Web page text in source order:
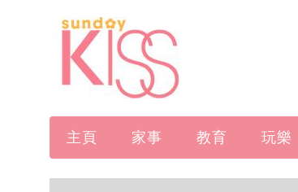
主頁 家事 教育 玩樂